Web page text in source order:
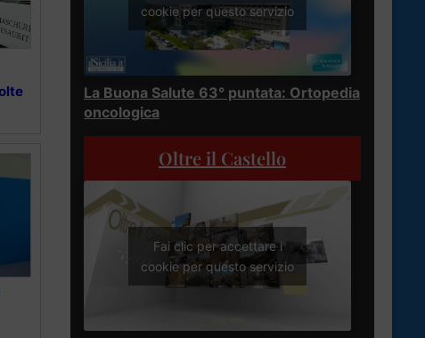
cookie per questo servizio
La Buona Salute 63° puntata: Ortopedia
oncologica
Oltre il Castello
Fai clic per accettare i
cookie per questo servizio